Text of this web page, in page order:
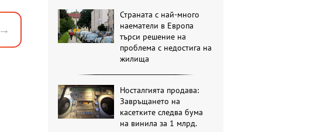
→
Страната с най-много
наематели в Европа
търси решение на
проблема с недостига на
жилища
Носталгията продава:
Завръщането на
касетките следва бума
на винила за 1 млрд.